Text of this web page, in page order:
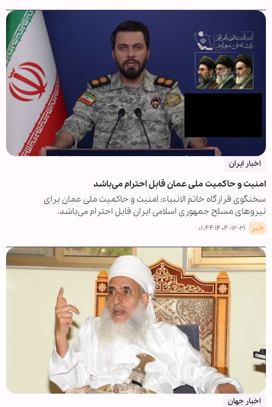
اخبار ایران
امنیت و حاکمیت ملی عمان قابل احترام می‌باشد
سخنگوی قرارگاه خاتم الانبیاء: امنیت و حاکمیت ملی عمان برای
نیروهای مسلح جمهوری اسلامی ایران قابل احترام می‌باشد.
خبر ۱۴۰۴-۱۲-۲۱ ۰۱:۴۴
اخبار جهان